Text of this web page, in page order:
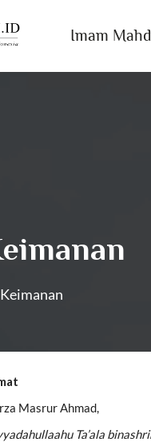
Imam
Masrur Ahmad,
Ta’ala